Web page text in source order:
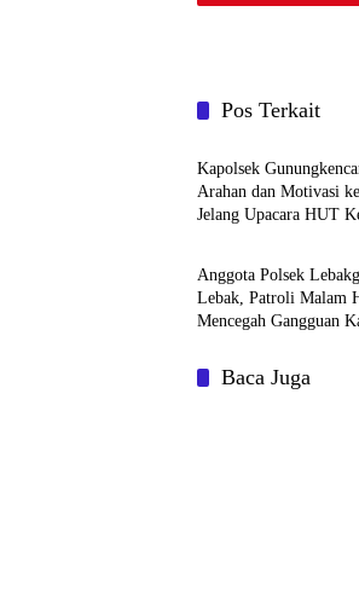
Pos Terkait
Polri
‎Kapolsek
Arahan dan Motivasi
Jelang Upacara HUT
Polri
Anggota Polsek
Lebak, Patroli Malam
Mencegah Gangguan
Baca Juga